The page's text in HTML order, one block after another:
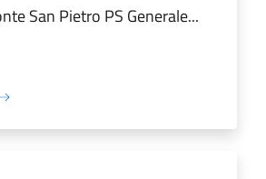
San Pietro PS Generale...